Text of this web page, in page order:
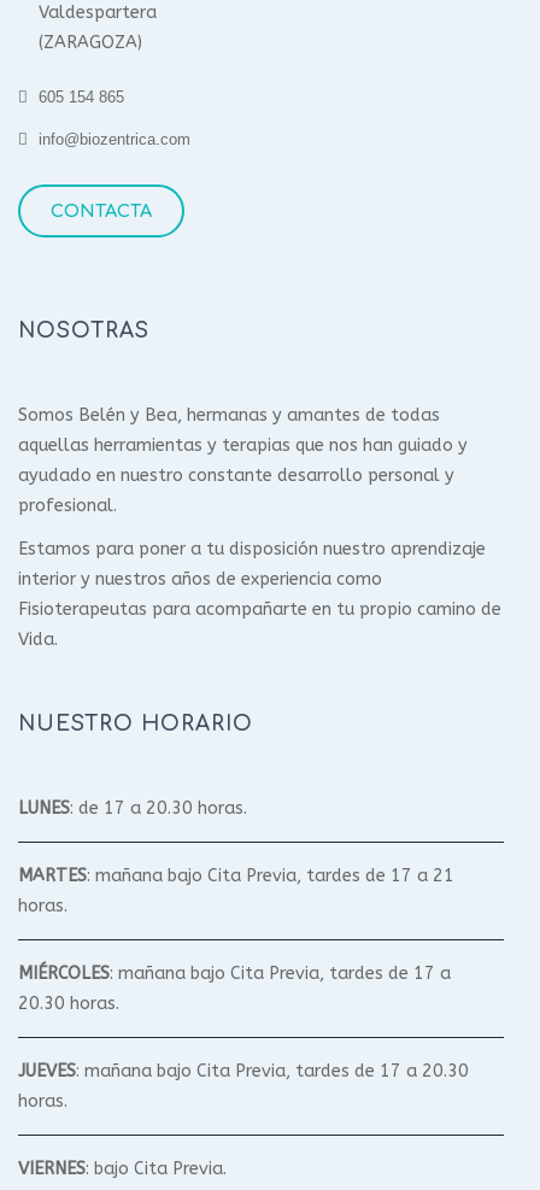
Valdespartera
(ZARAGOZA)
605 154 865
info@biozentrica.com
CONTACTA
NOSOTRAS
Somos Belén y Bea, hermanas y amantes de todas
aquellas herramientas y terapias que nos han guiado y
ayudado en nuestro constante desarrollo personal y
profesional.
Estamos para poner a tu disposición nuestro aprendizaje
interior y nuestros años de experiencia como
Fisioterapeutas para acompañarte en tu propio camino de
Vida.
NUESTRO HORARIO
LUNES: de 17 a 20.30 horas.
MARTES: mañana bajo Cita Previa, tardes de 17 a 21
horas.
MIÉRCOLES: mañana bajo Cita Previa, tardes de 17 a
20.30 horas.
JUEVES: mañana bajo Cita Previa, tardes de 17 a 20.30
horas.
VIERNES: bajo Cita Previa.